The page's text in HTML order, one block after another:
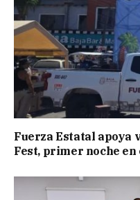
Fuerza Estatal apoya
Fest, primer noche en